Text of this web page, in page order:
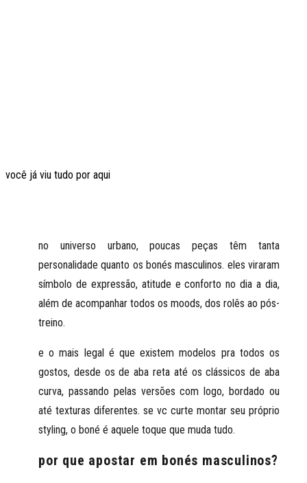
você já viu tudo por aqui
no universo urbano, poucas peças têm tanta
personalidade quanto os bonés masculinos. eles viraram
símbolo de expressão, atitude e conforto no dia a dia,
além de acompanhar todos os moods, dos rolês ao pós-
treino.
e o mais legal é que existem modelos pra todos os
gostos, desde os de aba reta até os clássicos de aba
curva, passando pelas versões com logo, bordado ou
até texturas diferentes. se vc curte montar seu próprio
styling, o boné é aquele toque que muda tudo.
por que apostar em bonés masculinos?